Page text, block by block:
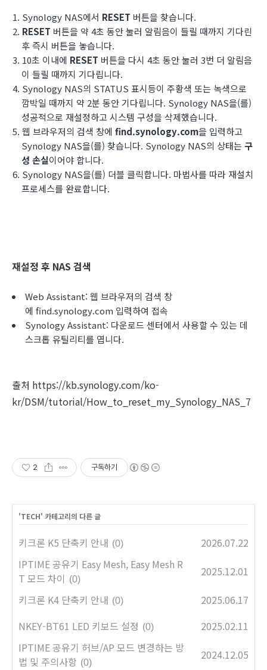
Synology NAS에서 RESET 버튼을 찾습니다.
RESET 버튼을 약 4초 동안 눌러 알림음이 들릴 때까지 기다린
후 즉시 버튼을 놓습니다.
10초 이내에 RESET 버튼을 다시 4초 동안 눌러 3번 더 알림음
이 들릴 때까지 기다립니다.
Synology NAS의 STATUS 표시등이 주황색 또는 녹색으로
깜박일 때까지 약 2분 동안 기다립니다. Synology NAS을(를)
성공적으로 재설정하고 시스템 구성을 삭제했습니다.
웹 브라우저의 검색 창에 find.synology.com을 입력하고
Synology NAS을(를) 찾습니다. Synology NAS의 상태는 구
성 손실이어야 합니다.
Synology NAS을(를) 더블 클릭합니다. 마법사를 따라 재설치
프로세스를 완료합니다.
재설정 후 NAS 검색
Web Assistant: 웹 브라우저의 검색 창
에 find.synology.com 입력하여 접속
Synology Assistant: 다운로드 센터에서 사용할 수 있는 데
스크톱 유틸리티를 엽니다.
출처 https://kb.synology.com/ko-
kr/DSM/tutorial/How_to_reset_my_Synology_NAS_7
2 구독하기
'TECH' 카테고리의 다른 글
키크론 K5 단축키 안내 (0)
2026.07.22
IPTIME 공유기 Easy Mesh, Easy Mesh R
T 모드 차이 (0)
2025.12.01
키크론 K4 단축키 안내 (0)
2025.06.17
NKEY-BT61 LED 키보드 설정 (0)
2025.02.11
IPTIME 공유기 허브/AP 모드 변경하는 방
법 및 주의사항 (0)
2024.12.05